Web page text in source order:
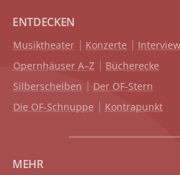
ENTDECKEN
Musiktheater Konzerte
Opernhäuser A–Z
Bücherecke
Silberscheiben
Der OF-Stern
Die OF-Schnuppe
Kontrapunkt
MEHR